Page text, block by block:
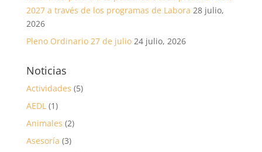
2027 a través de los programas de Labora 28 julio,
2026
Pleno Ordinario 27 de julio 24 julio, 2026
Noticias
Actividades (5)
AEDL(1)
Animales (2)
Asesoría (3)